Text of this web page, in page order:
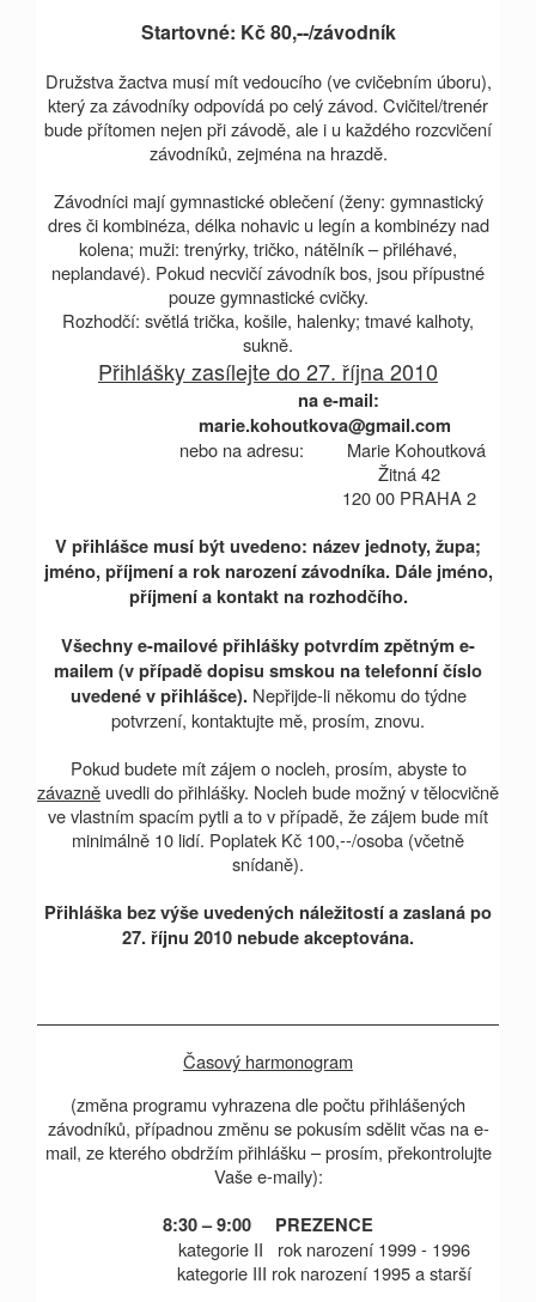
Startovné: Kč 80,--/závodník
Družstva žactva musí mít vedoucího (ve cvičebním úboru),
který za závodníky odpovídá po celý závod. Cvičitel/trenér
bude přítomen nejen při závodě, ale i u každého rozcvičení
závodníků, zejména na hrazdě.
Závodníci mají gymnastické oblečení (ženy: gymnastický
dres či kombinéza, délka nohavic u legín a kombinézy nad
kolena; muži: trenýrky, tričko, nátělník – přiléhavé,
neplandavé). Pokud necvičí závodník bos, jsou přípustné
pouze gymnastické cvičky.
Rozhodčí: světlá trička, košile, halenky; tmavé kalhoty,
sukně.
Přihlášky zasílejte do 27. října 2010
na e-mail:
marie.kohoutkova@gmail.com
nebo na adresu: Marie Kohoutková
Žitná 42
120 00 PRAHA 2
V přihlášce musí být uvedeno: název jednoty, župa;
jméno, příjmení a rok narození závodníka. Dále jméno,
příjmení a kontakt na rozhodčího.
Všechny e-mailové přihlášky potvrdím zpětným e-
mailem (v případě dopisu smskou na telefonní číslo
uvedené v přihlášce).Nepřijde-li někomu do týdne
potvrzení, kontaktujte mě, prosím, znovu.
Pokud budete mít zájem o nocleh, prosím, abyste to
závazně uvedli do přihlášky. Nocleh bude možný v tělocvičně
ve vlastním spacím pytli a to v případě, že zájem bude mít
minimálně 10 lidí. Poplatek Kč 100,--/osoba (včetně
snídaně).
Přihláška bez výše uvedených náležitostí a zaslaná po
27. říjnu 2010 nebude akceptována.
Časový harmonogram
(změna programu vyhrazena dle počtu přihlášených
závodníků, případnou změnu se pokusím sdělit včas na e-
mail, ze kterého obdržím přihlášku – prosím, překontrolujte
Vaše e-maily):
8:30 – 9:00 PREZENCE
kategorie II rok narození 1999 - 1996
kategorie III rok narození1995 astarší